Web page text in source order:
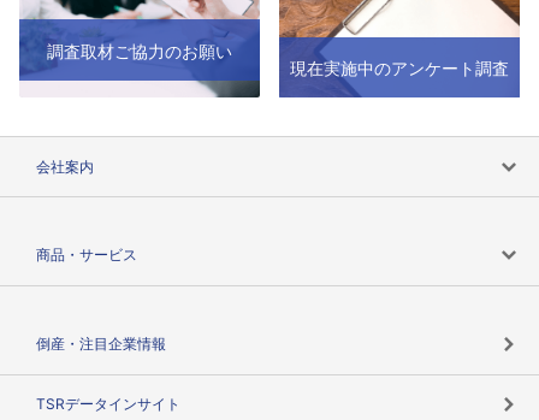
調査取材ご協力のお願い
現在実施中のアンケート調査
会社案内
商品・サービス
倒産・注目企業情報
TSRデータインサイト